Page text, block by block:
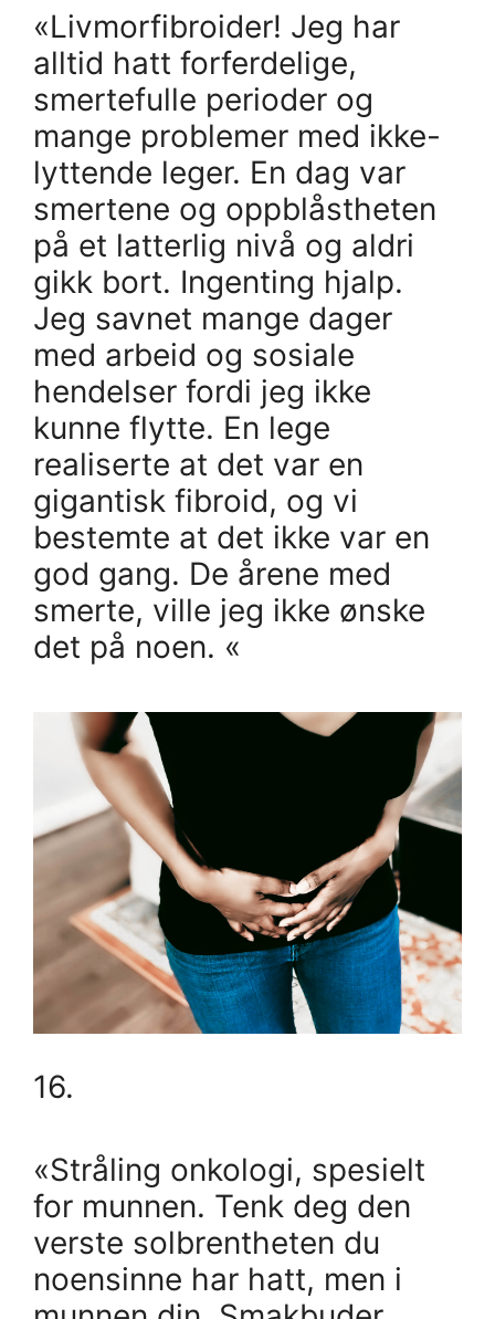
«Livmorfibroider! Jeg har
alltid hatt forferdelige,
smertefulle perioder og
mange problemer med ikke-
lyttende leger. En dag var
smertene og oppblåstheten
på et latterlig nivå og aldri
gikk bort. Ingenting hjalp.
Jeg savnet mange dager
med arbeid og sosiale
hendelser fordi jeg ikke
kunne flytte. En lege
realiserte at det var en
gigantisk fibroid, og vi
bestemte at det ikke var en
god gang. De årene med
smerte, ville jeg ikke ønske
det på noen. «
16.
«Stråling onkologi, spesielt
for munnen. Tenk deg den
verste solbrentheten du
noensinne har hatt, men i